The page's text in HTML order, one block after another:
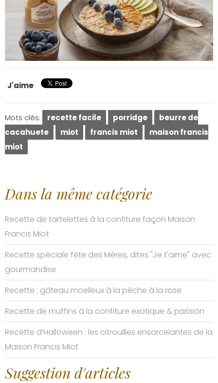
J'aime
Mots clés: recette facile porridge
beurre de
cacahuete
miot francis miot
maison francis
miot
Dans la même catégorie
Recette de tartelettes à la confiture façon Maison
Francis Miot
Recette spéciale fête des Mères, dites "Je t'aime" avec
gourmandise
Recette : gâteau moelleux à la pêche à la rose
Recette de muffins à la confiture exotique & passion
Recette d’Halloween : les citrouilles ensorcelantes de la
Maison Francis Miot
Suggestion d'articles